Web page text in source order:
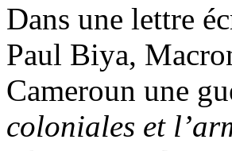
Dans une lettre
Paul Biya,
Cameroun une
coloniales et